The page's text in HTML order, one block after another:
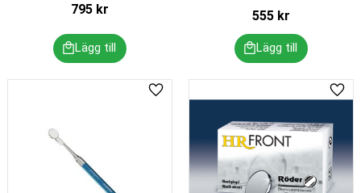
795kr 555 kr
Lägg till i favoriter